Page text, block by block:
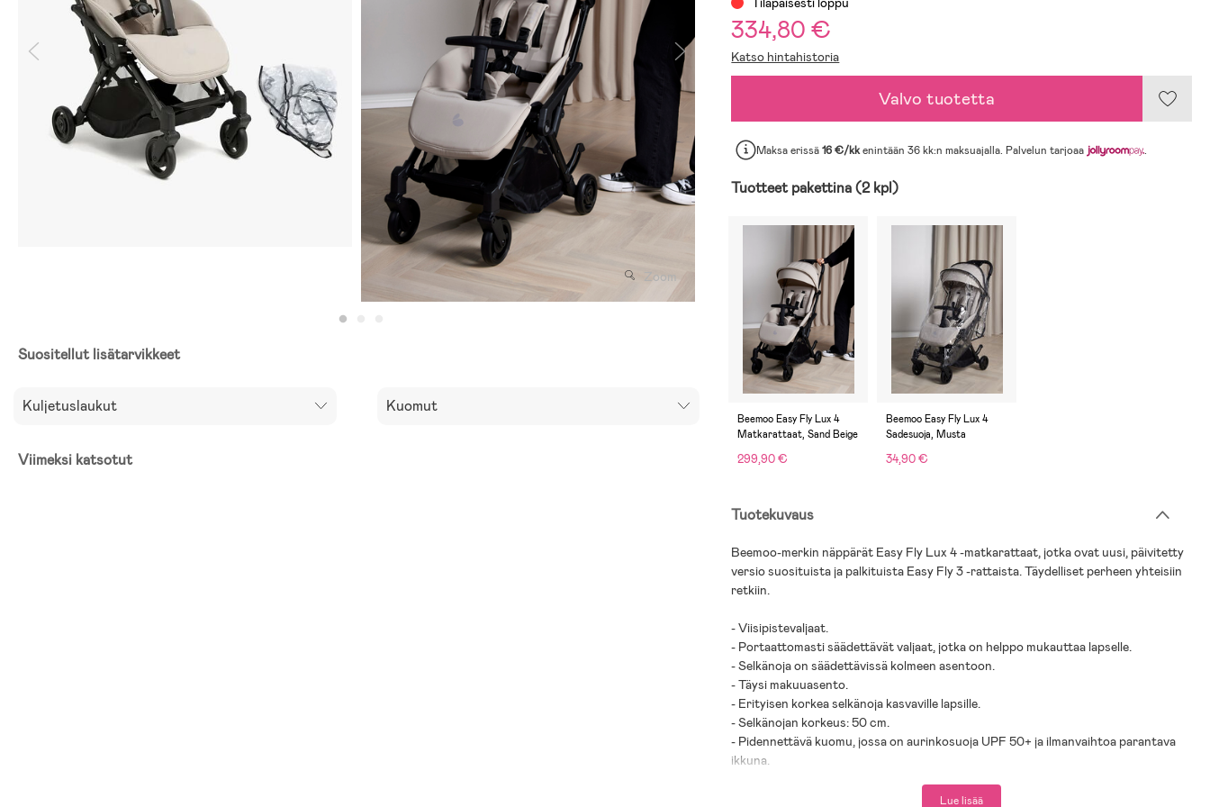
Zoom
Suositellut lisätarvikkeet
Kuljetuslaukut Kuomut
Viimeksi katsotut
334,80 €
Katso hintahistoria
Valvo tuotetta
Maksa erissä16 €/kkenintään 36 kk:n maksuajalla. Palvelun tarjoaa .
Tuotteet pakettina (2 kpl)
Beemoo Easy Fly Lux 4
Matkarattaat, Sand Beige
299,90 €
Beemoo Easy Fly Lux 4
Sadesuoja, Musta
34,90 €
Tuotekuvaus
Beemoo-merkin näppärät Easy Fly Lux 4 -matkarattaat, jotka ovat uusi, päivitetty
versio suosituista ja palkituista Easy Fly 3 -rattaista. Täydelliset perheen yhteisiin
retkiin.
-Viisipistevaljaat.
- Portaattomasti säädettävät valjaat, jotka on helppo mukauttaa lapselle.
-Selkänoja on säädettävissä kolmeen asentoon.
-Täysi makuuasento.
- Erityisen korkea selkänoja kasvaville lapsille.
-Selkänojan korkeus: 50 cm.
- Pidennettävä kuomu, jossa on aurinkosuoja UPF 50+ ja ilmanvaihtoa parantava
ikkuna.
Lue lisää